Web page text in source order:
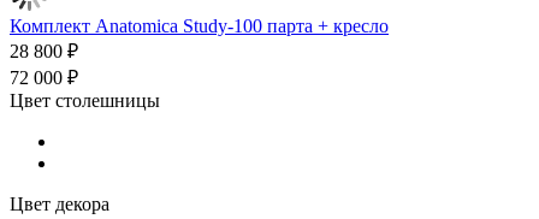
Комплект Anatomica Study-100 парта + кресло
28 800 ₽
72 000 ₽
Цвет столешницы
Цвет декора